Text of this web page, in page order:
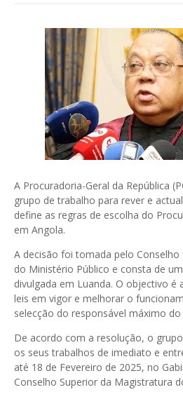
A Procuradoria-Geral da República
grupo de trabalho para rever e
define as regras de escolha do
em Angola.
A decisão foi tomada pelo
do Ministério Público e consta de
divulgada em Luanda. O objectivo
leis em vigor e melhorar o
selecção do responsável máximo
De acordo com a resolução, o
os seus trabalhos de imediato e
até 18 de Fevereiro de 2025, no
Conselho Superior da Magistratura